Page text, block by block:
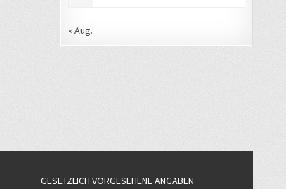
« Aug.
GESETZLICH VORGESEHENE ANGABEN